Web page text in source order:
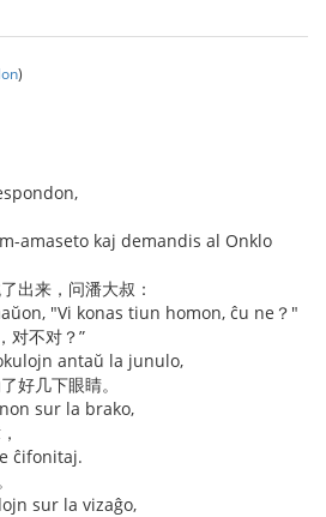
)
amaseto kaj demandis al Onklo
出来，问潘大叔：
"Vi konas tiun homon, ĉu ne？"
对不对？”
antaŭ la junulo,
好几下眼睛。
sur la brako,
ĉifonitaj.
sur la vizaĝo,